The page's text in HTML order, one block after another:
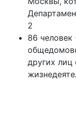
2
86
других лиц